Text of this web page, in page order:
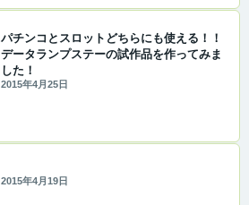
パチンコとスロットどちらにも使える！！
データランプステーの試作品を作ってみま
した！
2015年4月25日
2015年4月19日